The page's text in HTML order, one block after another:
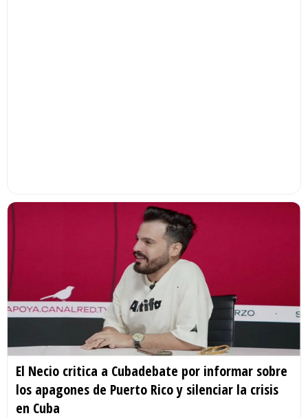
El Necio critica a Cubadebate por informar sobre
los apagones de Puerto Rico y silenciar la crisis
en Cuba